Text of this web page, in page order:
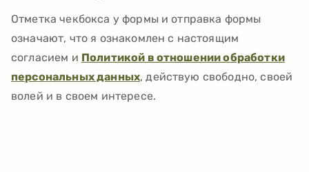
Отметка чекбокса у формы и отправка формы
означают, что я ознакомлен с настоящим
согласием и Политикой в отношении обработки
персональных данных, действую свободно, своей
волей и в своем интересе.